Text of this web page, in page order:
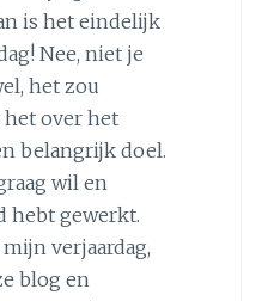
is het eindelijk
Nee, niet je
het zou
over het
belangrijk doel.
wil en
hebt gewerkt.
verjaardag,
blog en